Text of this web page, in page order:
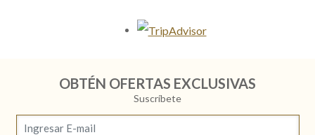
Opens in a new tab.
OBTÉN OFERTAS EXCLUSIVAS
Suscríbete